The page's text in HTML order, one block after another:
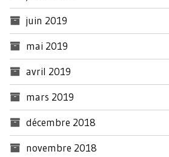
juin 2019
mai 2019
avril 2019
mars 2019
décembre 2018
novembre 2018